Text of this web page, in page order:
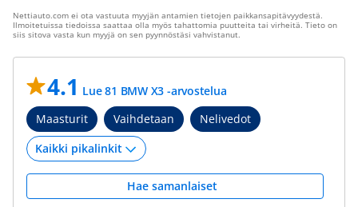
Nettiauto.com ei ota vastuuta myyjän antamien tietojen paikkansapitävyydestä.
Ilmoitetuissa tiedoissa saattaa olla myös tahattomia puutteita tai virheitä. Tieto on
siis sitova vasta kun myyjä on sen pyynnöstäsi vahvistanut.
4.1 Lue 81 BMW X3 -arvostelua
Maasturit
Vaihdetaan Nelivedot
Hae samanlaiset